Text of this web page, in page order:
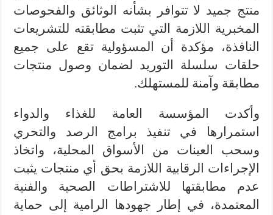
منتج جميد لا تتوافر بشأنه الوثائق والفحوصات
المخبرية اللازمة التي تثبت مطابقته للتشريعات
النافذة، مؤكدة أن المسؤولية تقع على جميع
حلقات سلسلة التوريد لضمان وصول منتجات
مطابقة وآمنة للمستهلك.
وأكدت المؤسسة العامة للغذاء والدواء
استمرارها في تنفيذ برامج الرصد والتحري
وسحب العينات من الأسواق المحلية، واتخاذ
الإجراءات الرقابية اللازمة بحق أي منتجات يثبت
عدم مطابقتها للاشتراطات الصحية والفنية
المعتمدة، في إطار جهودها الرامية إلى حماية